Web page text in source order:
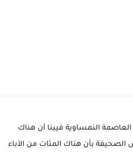
النمساوية فيينا أن هناك
الصحيفة بأن هناك المئات من الآباء